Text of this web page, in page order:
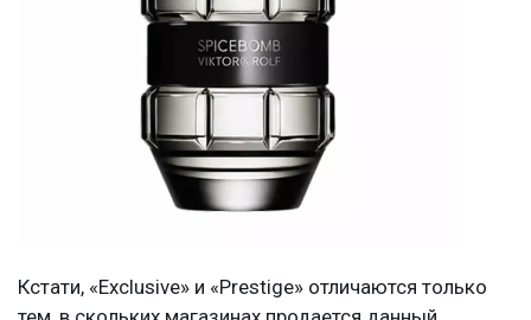
Кстати, «Exclusive» и «Prestige» отличаются только